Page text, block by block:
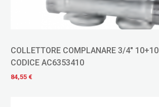
COLLETTORE COMPLANARE 3/4" 10+10 CROMATO
CODICE AC6353410
84,55 €